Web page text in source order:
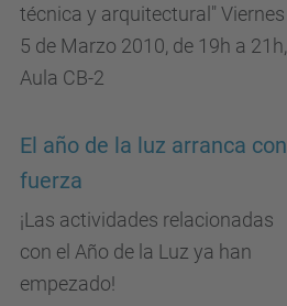
técnica y arquitectural" Viernes
5 de Marzo 2010, de 19h a 21h,
Aula CB-2
El año de la luz arranca con
fuerza
¡Las actividades relacionadas
con el Año de la Luz ya han
empezado!